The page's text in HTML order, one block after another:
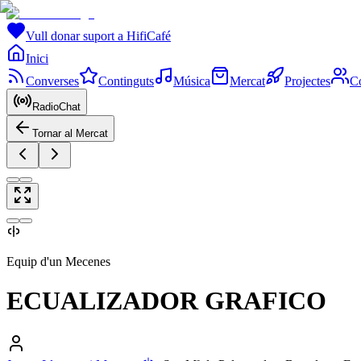
Vull donar suport a HifiCafé
Inici
Converses
Continguts Música Mercat Projectes
RadioChat
Tornar al Mercat
Equip d'un Mecenes
ECUALIZADOR GRAFICO